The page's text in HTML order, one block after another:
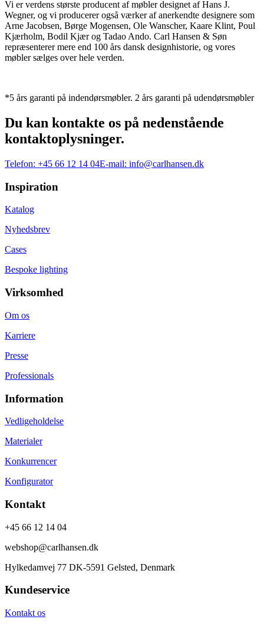
Vi er verdens største producent af møbler designet af Hans J.
Wegner, og vi producerer også værker af anerkendte designere som
Arne Jacobsen, Børge Mogensen, Ole Wanscher, Kaare Klint, Poul
Kjærholm, Bodil Kjær og Tadao Ando. Carl Hansen & Søn
repræsenterer mere end 100 års dansk designhistorie, og vores
møbler sælges over hele verden.
*5 års garanti på indendørsmøbler. 2 års garanti på udendørsmøbler
Du kan kontakte os på nedenstående
kontaktoplysninger.
Telefon: +45 66 12 14 04E-mail: info@carlhansen.dk
Inspiration
Katalog
Nyhedsbrev
Cases
Bespoke lighting
Virksomhed
Om os
Karriere
Presse
Professionals
Information
Vedligeholdelse
Materialer
Konkurrencer
Konfigurator
Kontakt
+45 66 12 14 04
webshop@carlhansen.dk
Hylkedamvej 77 DK-5591 Gelsted, Denmark
Kundeservice
Kontakt os